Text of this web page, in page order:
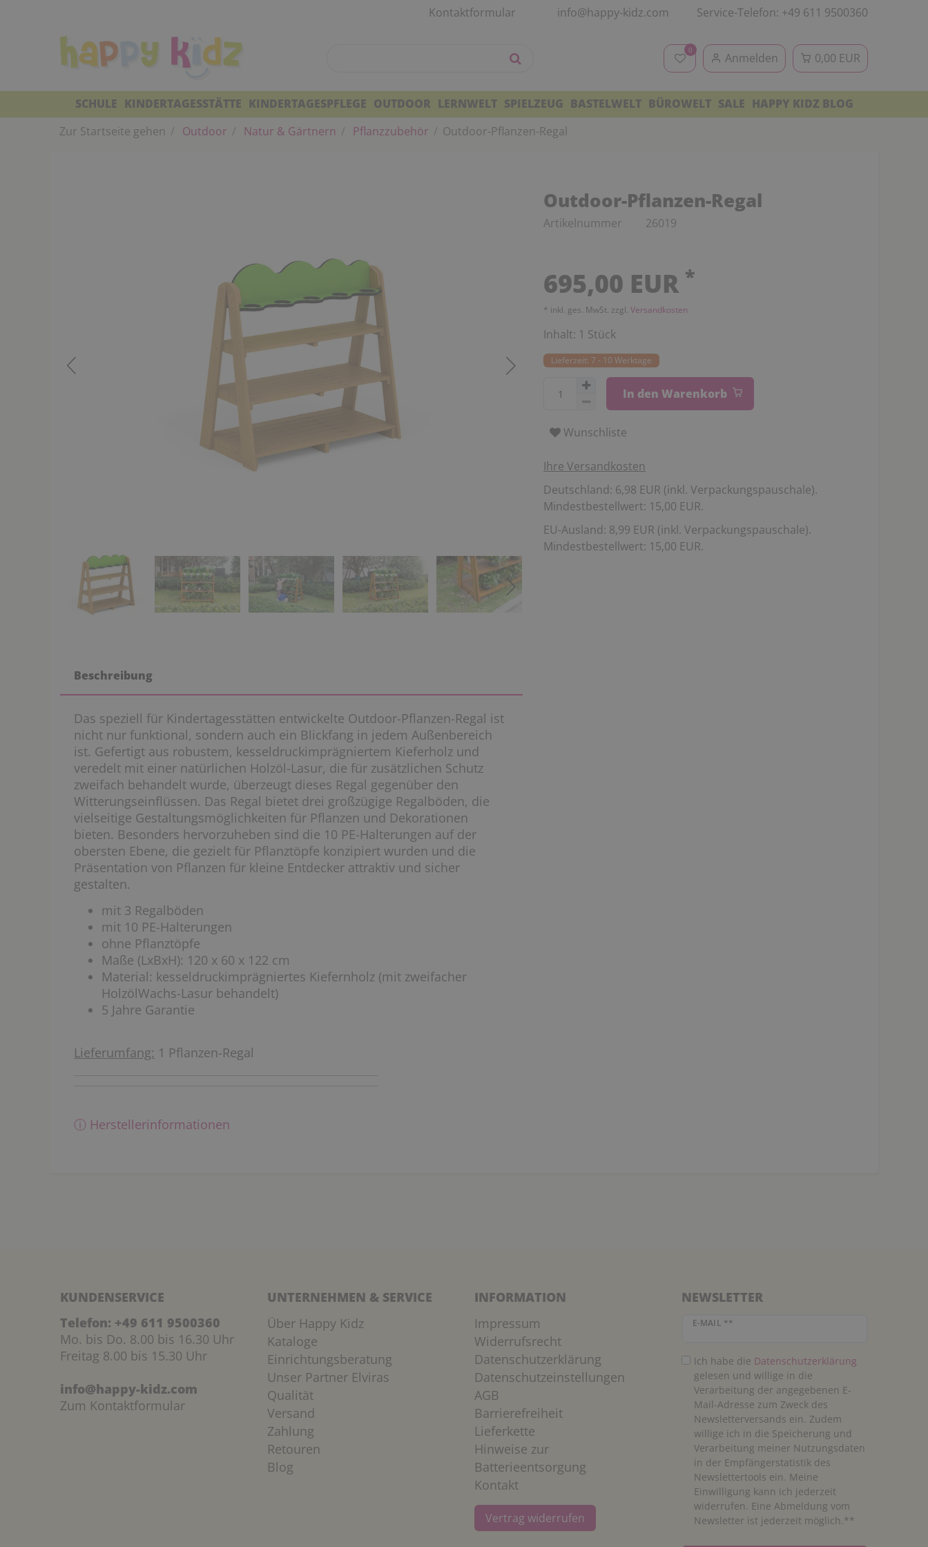
Kontaktformular info@happy-kidz.com Service-Telefon: +49 611 9500360
0
Anmelden 0,00 EUR
SCHULE KINDERTAGESSTÄTTE KINDERTAGESPFLEGE OUTDOOR LERNWELT SPIELZEUG BASTELWELT BÜROWELT SALE HAPPY KIDZ BLOG
Zur Startseite gehen
Outdoor Natur & Gärtnern Pflanzzubehör Outdoor-Pflanzen-Regal
Outdoor-Pflanzen-Regal
Artikelnummer 26019
695,00 EUR *
* inkl. ges. MwSt. zzgl. Versandkosten
Inhalt: 1 Stück
Lieferzeit: 7 - 10 Werktage
In den Warenkorb
Wunschliste
Ihre Versandkosten
Deutschland: 6,98 EUR (inkl. Verpackungspauschale).
Mindestbestellwert: 15,00 EUR.
EU-Ausland: 8,99 EUR (inkl. Verpackungspauschale).
Mindestbestellwert: 15,00 EUR.
Beschreibung
Das speziell für Kindertagesstätten entwickelte Outdoor-Pflanzen-Regal ist
nicht nur funktional, sondern auch ein Blickfang in jedem Außenbereich
ist. Gefertigt aus robustem, kesseldruckimprägniertem Kieferholz und
veredelt mit einer natürlichen Holzöl-Lasur, die für zusätzlichen Schutz
zweifach behandelt wurde, überzeugt dieses Regal gegenüber den
Witterungseinflüssen. Das Regal bietet drei großzügige Regalböden, die
vielseitige Gestaltungsmöglichkeiten für Pflanzen und Dekorationen
bieten. Besonders hervorzuheben sind die 10 PE-Halterungen auf der
obersten Ebene, die gezielt für Pflanztöpfe konzipiert wurden und die
Präsentation von Pflanzen für kleine Entdecker attraktiv und sicher
gestalten.
mit 3 Regalböden
mit 10 PE-Halterungen
ohne Pflanztöpfe
Maße (LxBxH): 120 x 60 x 122 cm
Material: kesseldruckimprägniertes Kiefernholz (mit zweifacher
HolzölWachs-Lasur behandelt)
5 Jahre Garantie
Lieferumfang: 1 Pflanzen-Regal
ⓘ Herstellerinformationen
KUNDENSERVICE
Telefon: +49 611 9500360
Mo. bis Do. 8.00 bis 16.30 Uhr
Freitag 8.00 bis 15.30 Uhr
info@happy-kidz.com
Zum Kontaktformular
UNTERNEHMEN & SERVICE
Über Happy Kidz
Kataloge
Einrichtungsberatung
Unser Partner Elviras
Qualität
Versand
Zahlung
Retouren
Blog
INFORMATION
Impressum
Widerrufsrecht
Datenschutzerklärung
Datenschutzeinstellungen
AGB
Barrierefreiheit
Lieferkette
Hinweise zur
Batterieentsorgung
Kontakt
Vertrag widerrufen
NEWSLETTER
E-MAIL **
Newsletter Honig
Ich habe die Daten­schutz­erklärung
gelesen und willige in die
Verarbeitung der angegebenen E-
Mail-Adresse zum Zweck des
Newsletterversands ein. Zudem
willige ich in die Speicherung und
Verarbeitung meiner Nutzungsdaten
in der Empfängerstatistik des
Newslettertools ein. Meine
Einwilligung kann ich jederzeit
widerrufen. Eine Abmeldung vom
Newsletter ist jederzeit möglich.**